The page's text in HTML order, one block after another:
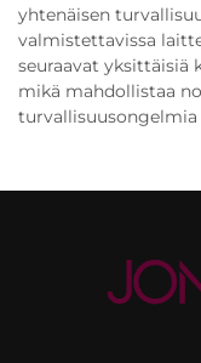
yhtenäisen
valmistettavissa
seuraavat yksittäisiä
mikä mahdollistaa
turvallisuusongelmia